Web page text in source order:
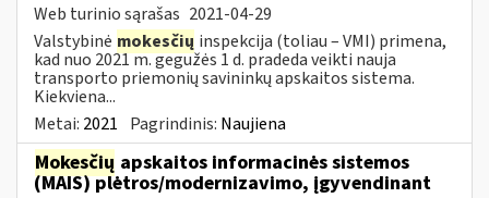
Web turinio sąrašas 2021-04-29
Valstybinė mokesčių inspekcija (toliau – VMI) primena,
kad nuo 2021 m. gegužės 1 d. pradeda veikti nauja
transporto priemonių savininkų apskaitos sistema.
Kiekviena...
Metai: 2021 Pagrindinis: Naujiena
Mokesčių apskaitos informacinės sistemos
(MAIS) plėtros/modernizavimo, įgyvendinant